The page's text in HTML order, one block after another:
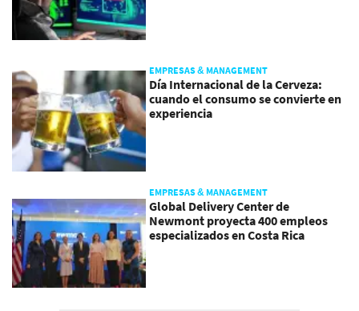
EMPRESAS & MANAGEMENT
Día Internacional de la Cerveza:
cuando el consumo se convierte en
experiencia
EMPRESAS & MANAGEMENT
Global Delivery Center de
Newmont proyecta 400 empleos
especializados en Costa Rica